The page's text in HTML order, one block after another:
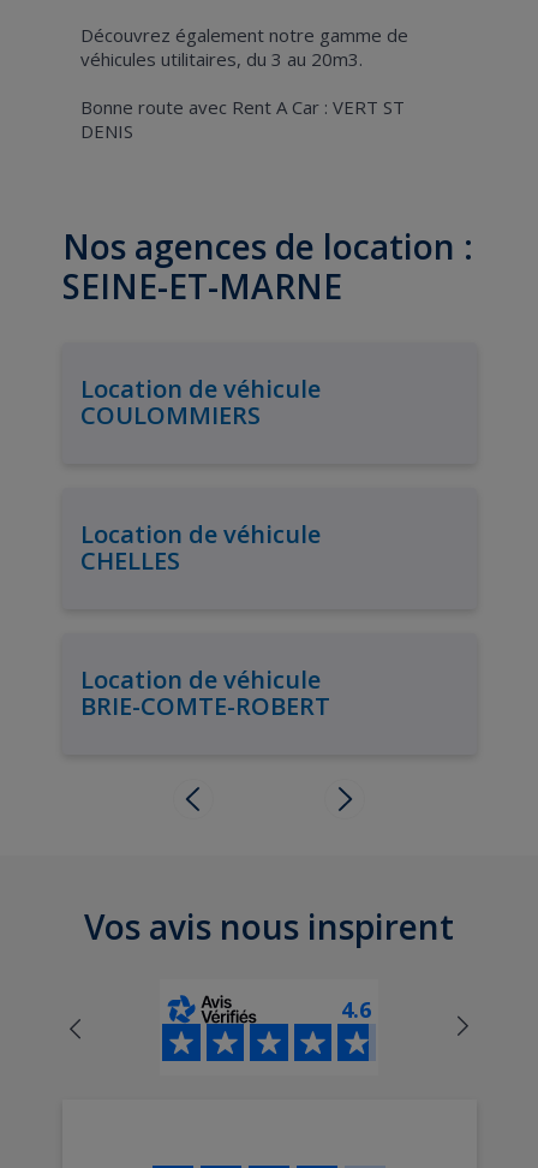
Découvrez également notre gamme de
véhicules utilitaires, du 3 au 20m3.
Bonne route avec Rent A Car : VERT ST
DENIS
Nos agences de location :
SEINE-ET-MARNE
Location de véhicule
COULOMMIERS
Location de véhicule
CHELLES
Location de véhicule
BRIE-COMTE-ROBERT
Vos avis nous inspirent
4.6